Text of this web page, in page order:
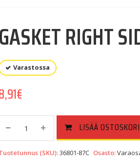
GASKET RIGHT
Varastossa
€
GASKET
COVER
LISÄÄ
(SKU):36801-87C Osasto: